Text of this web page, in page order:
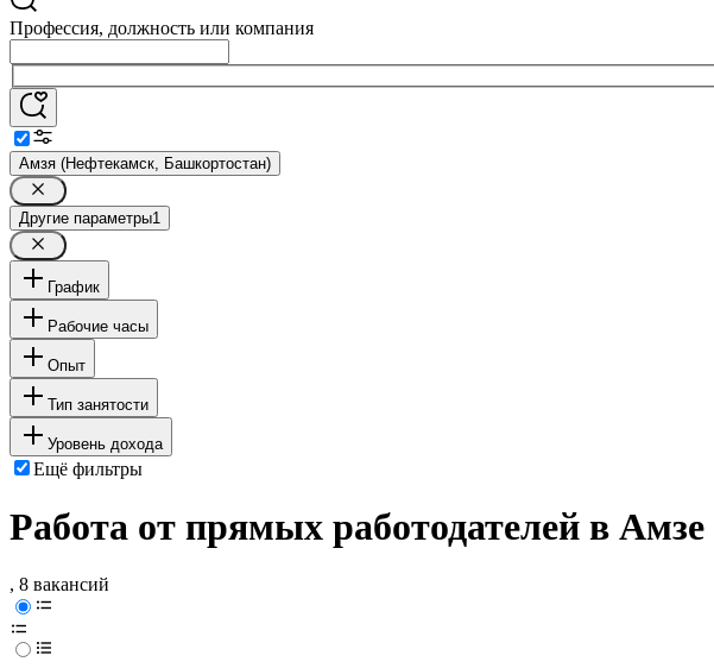
Профессия, должность или компания
Амзя (Нефтекамск, Башкортостан)
Другие параметры1
График
Рабочие часы
Опыт
Тип занятости
Уровень дохода
Ещё фильтры
Работа от прямых работодателей в
, 8 вакансий